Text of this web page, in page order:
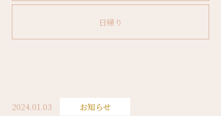
日帰り
2024.01.03 お知らせ